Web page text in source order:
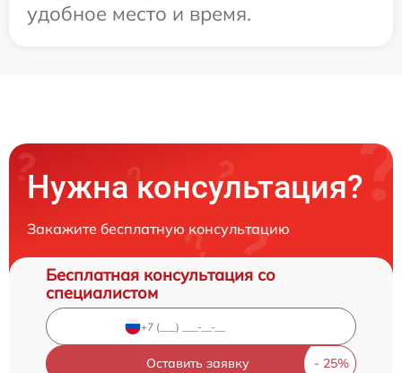
удобное место и время.
Нужна консультация?
Закажите бесплатную консультацию
Бесплатная консультация со
специалистом
Оставить заявку